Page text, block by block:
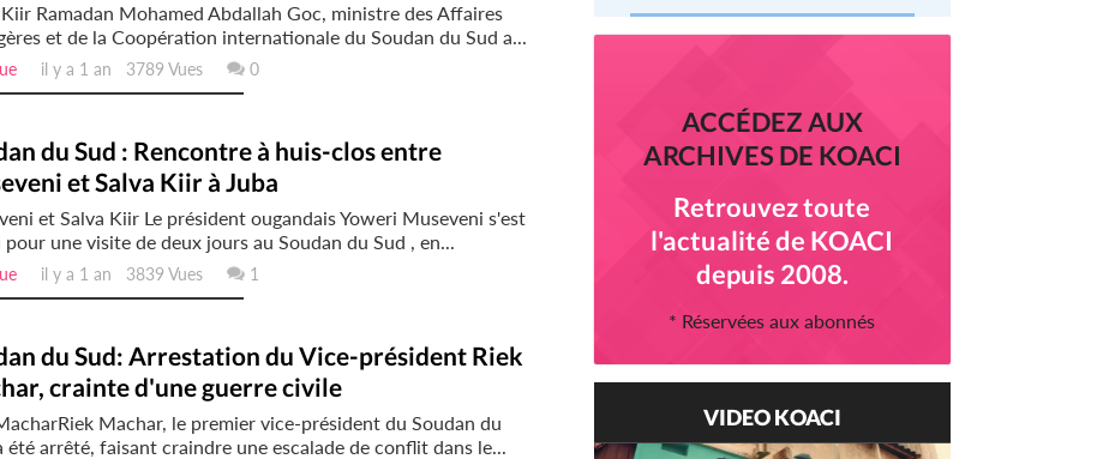
Ramadan Mohamed Abdallah Goc, ministre des Affaires
et de la Coopération internationale du Soudan du Sud a...
il y a 1 an 3789 Vues 0
du Sud : Rencontre à huis-clos entre
et Salva Kiir à Juba
et Salva Kiir Le président ougandais Yoweri Museveni s'est
pour une visite de deux jours au Soudan du Sud , en...
il y a 1 an 3839 Vues 1
du Sud: Arrestation du Vice-président Riek
crainte d'une guerre civile
Machar, le premier vice-président du Soudan du
été arrêté, faisant craindre une escalade de conflit dans le...
ACCÉDEZ AUX
ARCHIVES DE KOACI
Retrouvez toute
l'actualité de KOACI
depuis 2008.
* Réservées aux abonnés
VIDEO KOACI